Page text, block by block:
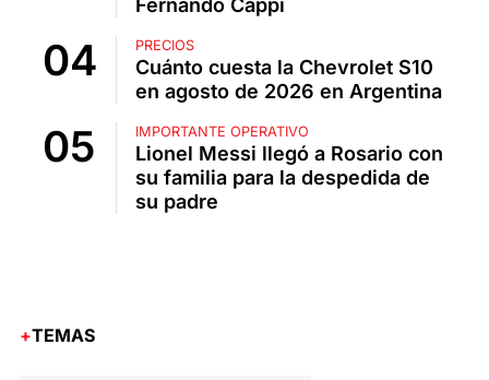
Fernando Cappi
PRECIOS
Cuánto cuesta la Chevrolet S10
en agosto de 2026 en Argentina
IMPORTANTE OPERATIVO
Lionel Messi llegó a Rosario con
su familia para la despedida de
su padre
TEMAS